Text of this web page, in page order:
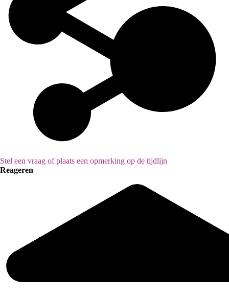
Stel een vraag of plaats een opmerking op de tijdlijn
Reageren